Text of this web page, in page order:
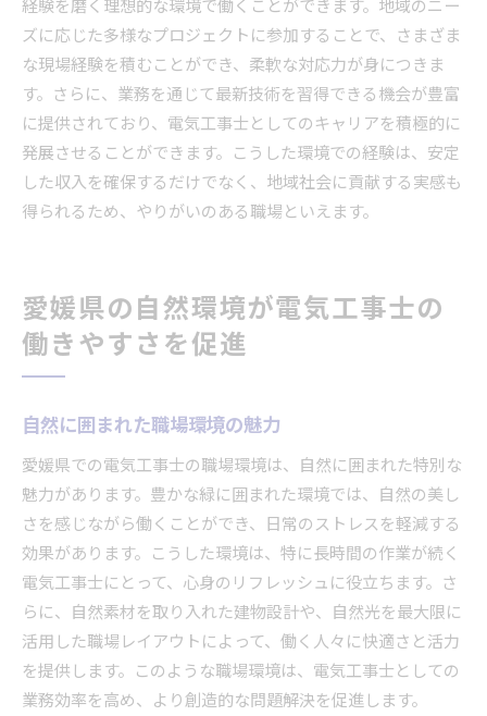
経験を磨く理想的な環境で働くことができます。地域のニー
ズに応じた多様なプロジェクトに参加することで、さまざま
な現場経験を積むことができ、柔軟な対応力が身につきま
す。さらに、業務を通じて最新技術を習得できる機会が豊富
に提供されており、電気工事士としてのキャリアを積極的に
発展させることができます。こうした環境での経験は、安定
した収入を確保するだけでなく、地域社会に貢献する実感も
得られるため、やりがいのある職場といえます。
愛媛県の自然環境が電気工事士の
働きやすさを促進
自然に囲まれた職場環境の魅力
愛媛県での電気工事士の職場環境は、自然に囲まれた特別な
魅力があります。豊かな緑に囲まれた環境では、自然の美し
さを感じながら働くことができ、日常のストレスを軽減する
効果があります。こうした環境は、特に長時間の作業が続く
電気工事士にとって、心身のリフレッシュに役立ちます。さ
らに、自然素材を取り入れた建物設計や、自然光を最大限に
活用した職場レイアウトによって、働く人々に快適さと活力
を提供します。このような職場環境は、電気工事士としての
業務効率を高め、より創造的な問題解決を促進します。